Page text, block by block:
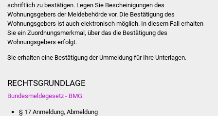
Lokale Agenda
Jugendhaus
Fachteam Jugend
schriftlich zu bestätigen. Legen Sie Bescheinigungen des
Wohnungsgebers der Meldebehörde vor. Die Bestätigung des
Wohnungsgebers ist auch elektronisch möglich. In diesem Fall erhalten
Sie ein Zuordnungsmerkmal, über das die Bestätigung des
Wohnungsgebers erfolgt.
Sie erhalten eine Bestätigung der Ummeldung für Ihre Unterlagen.
RECHTSGRUNDLAGE
Bundesmeldegesetz - BMG:
§ 17 Anmeldung, Abmeldung